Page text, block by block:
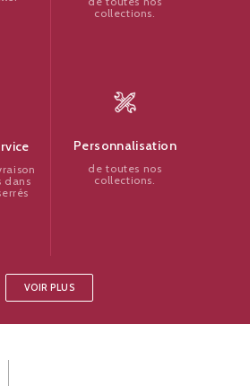
collections.
dans
Personnalisation
de toutes nos
collections.
VOIR PLUS